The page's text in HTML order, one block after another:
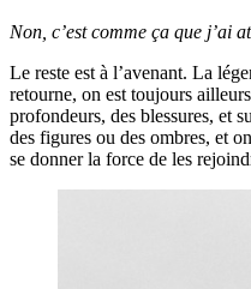
Non, c’est comme ça que j’ai
Le reste est à l’avenant. La
retourne, on est toujours
profondeurs, des blessures, et
des figures ou des ombres, et
se donner la force de les